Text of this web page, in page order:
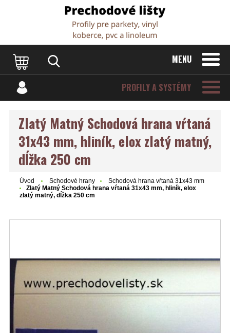
MENU
PROFILY A SYSTÉMY
Zlatý Matný Schodová hrana vŕtaná
31x43 mm, hliník, elox zlatý matný,
dĺžka 250 cm
Úvod Schodové hrany
Schodová hrana vŕtaná 31x43 mm
Zlatý Matný Schodová hrana vŕtaná 31x43 mm, hliník, elox
zlatý matný, dĺžka 250 cm
Dvere Podlahy